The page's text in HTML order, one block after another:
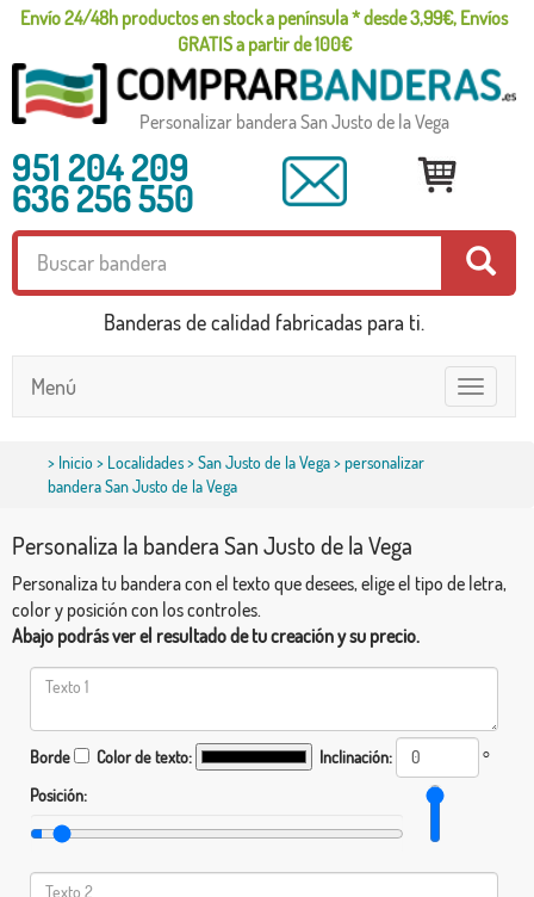
Envío 24/48h productos en stock a península * desde 3,99€, Envíos
GRATIS a partir de 100€
Personalizar bandera San Justo de la Vega
951 204 209
636 256 550
Banderas de calidad fabricadas para ti.
Toggle
navigation
Menú
> Inicio> Localidades>San Justo de la Vega> personalizar
bandera San Justo de la Vega
Personaliza la bandera San Justo de la Vega
Personaliza tu bandera con el texto que desees, elige el tipo de letra,
color y posición con los controles.
Abajo podrás ver el resultado de tu creación y su precio.
Borde Color de texto: Inclinación:
°
Posición: